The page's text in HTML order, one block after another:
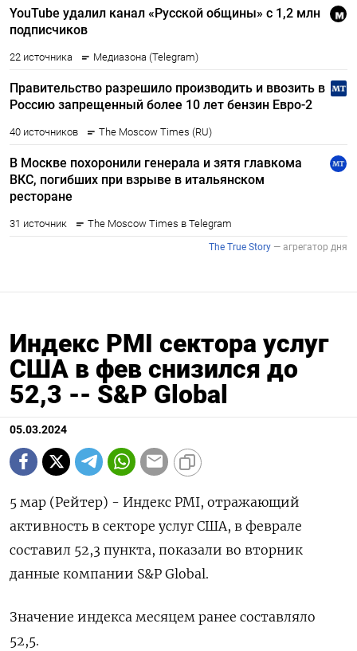
Индекс PMI сектора услуг
США в фев снизился до
52,3 -- S&P Global
05.03.2024
5 мар (Рейтер) - Индекс PMI, отражающий
активность в секторе услуг США, в феврале
составил 52,3 пункта, показали во вторник
данные компании S&P Global.
Значение индекса месяцем ранее составляло
52,5.